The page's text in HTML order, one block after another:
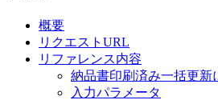
概要
リクエストURL
リファレンス内容
納品書印刷済み一括更新
入力パラメータ